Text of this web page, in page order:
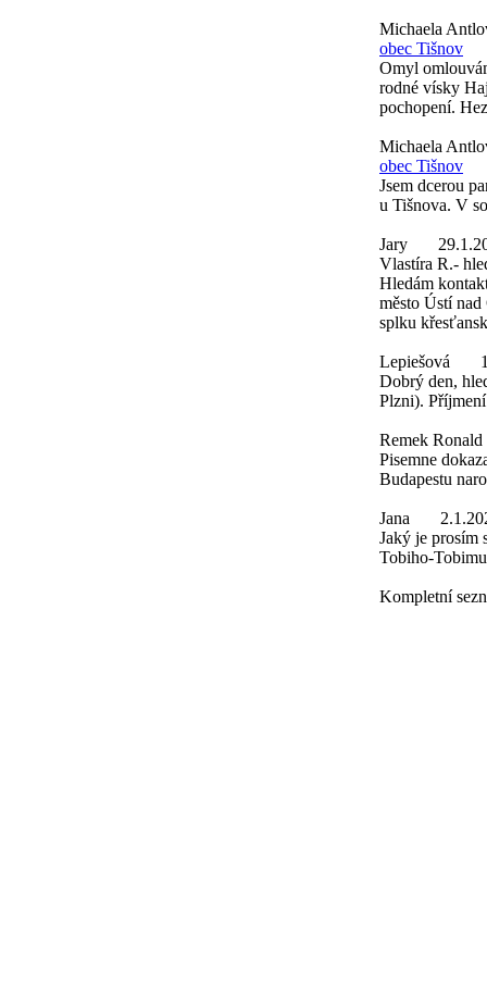
Michaela
obec Tišnov
Omyl
rodné vísky
pochopení.
Michaela
obec Tišnov
Jsem dcerou
u Tišnova. V
Jary
Vlastíra R.-
Hledám
město Ústí
splku
Lepiešová
Dobrý den,
Plzni).
Remek Ronald
Pisemne
Budapestu
Jana
Jaký je prosím
Tobiho-
Kompletní